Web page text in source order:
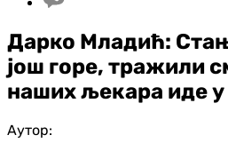
Дарко Младић:
још горе, тражили
наших љекара иде у
Аутор: